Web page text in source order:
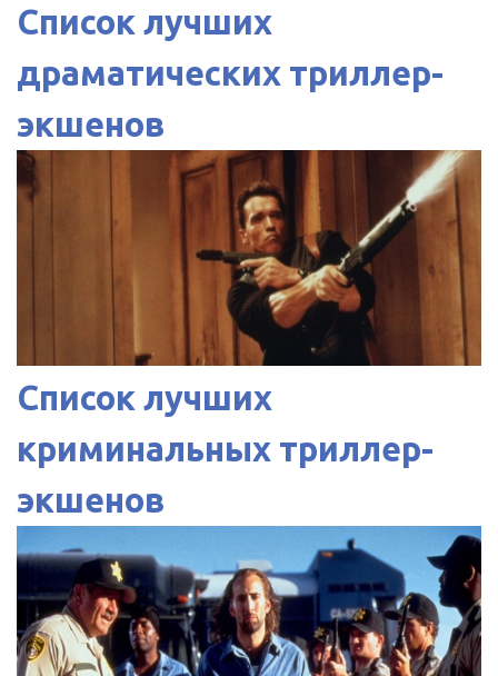
Список лучших
драматических триллер-
экшенов
Список лучших
криминальных триллер-
экшенов